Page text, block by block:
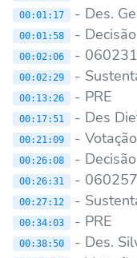
00:01:17 - Des.
00:01:58 - Decisão
00:02:06 -
00:02:29 -
00:13:26 - PRE
00:17:51 - Des
00:21:09 - Votação
00:26:08 - Decisão
00:26:31 -
00:27:12 -
00:34:03 - PRE
00:38:50 - Des.